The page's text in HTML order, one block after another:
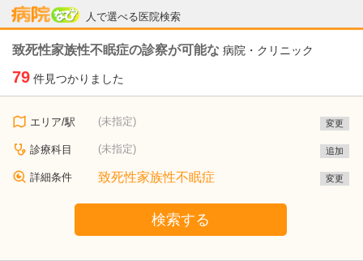
人で選べる医院検索
病院なび
致死性家族性不眠症の診察が可能な 病院・クリニック
79 件見つかりました
エリア/駅 (未指定) 変更
診療科目 (未指定) 追加
詳細条件 致死性家族性不眠症 変更
検索する